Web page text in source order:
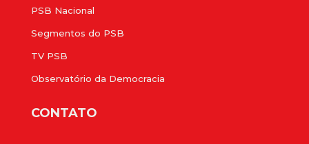
PSB Nacional
Segmentos do PSB
TV PSB
Observatório da Democracia
CONTATO